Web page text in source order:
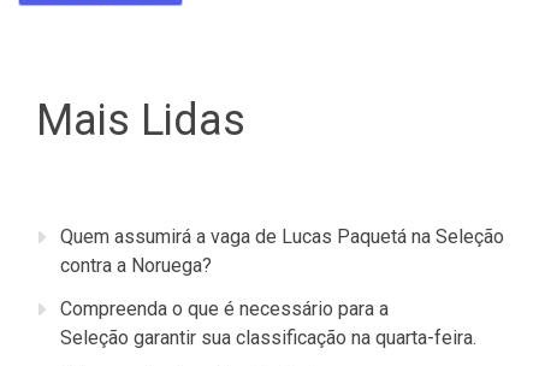
Mais Lidas
Quem assumirá a vaga de Lucas Paquetá na Seleção
contra a Noruega?
Compreenda o que é necessário para a
Seleção garantir sua classificação na quarta-feira.